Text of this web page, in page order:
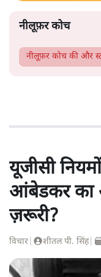
नीलूफ़र कोच
नीलूफ़र कोच की और
यूजीसी
आंबेडकर का
ज़रूरी?
विचार शीतल पी. सिंह|